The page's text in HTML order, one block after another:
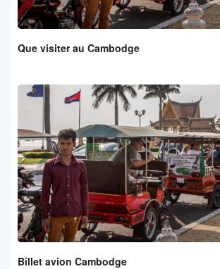
Que visiter au Cambodge
Billet avion Cambodge